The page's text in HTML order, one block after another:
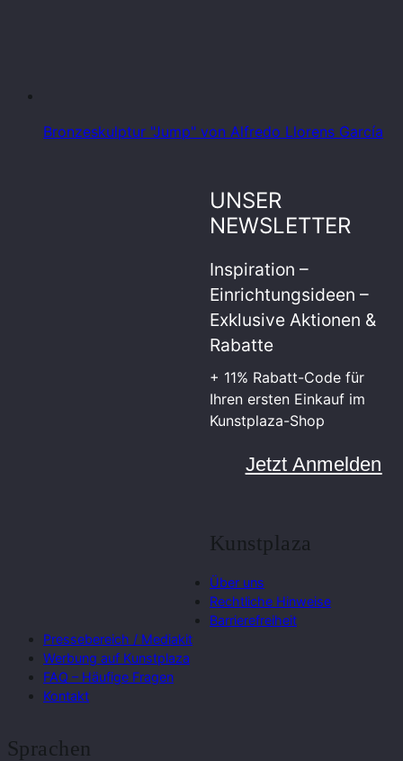
Bronzeskulptur "Jump" von Alfredo Llorens García
UNSER
NEWSLETTER
Inspiration –
Einrichtungsideen –
Exklusive Aktionen &
Rabatte
+ 11% Rabatt-Code für
Ihren ersten Einkauf im
Kunstplaza-Shop
Jetzt Anmelden
Kunstplaza
Über uns
Rechtliche Hinweise
Barrierefreiheit
Pressebereich / Mediakit
Werbung auf Kunstplaza
FAQ – Häufige Fragen
Kontakt
Sprachen